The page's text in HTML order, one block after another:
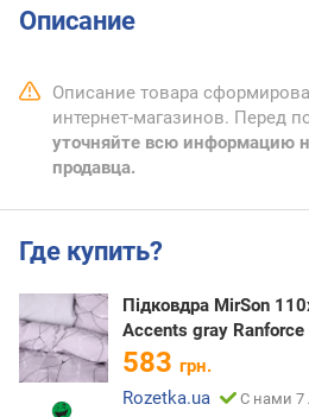
Описание
Описание товара
интернет-магазинов. Перед
уточняйте всю информацию
продавца.
Где купить?
Підковдра MirSon
Accents gray Ranforce
583 грн.
Rozetka.ua
С нами 7